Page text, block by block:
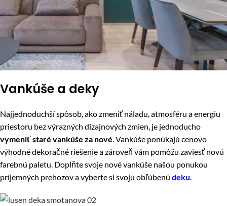
Vankúše a deky
Najjednoduchší spôsob, ako zmeniť náladu, atmosféru a energiu
priestoru bez výrazných dizajnových zmien, je jednoducho
vymeniť staré vankúše za nové . Vankúše ponúkajú cenovo
výhodné dekoračné riešenie a zároveň vám pomôžu zaviesť novú
farebnú paletu. Doplňte svoje nové vankúše našou ponukou
príjemných prehozov a vyberte si svoju obľúbenú deku